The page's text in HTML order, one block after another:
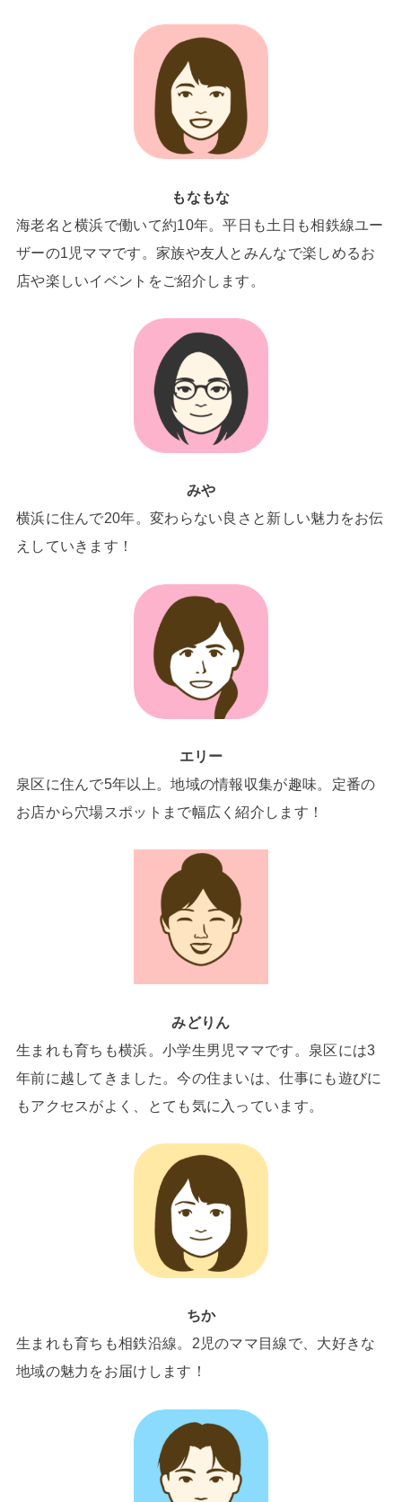
もなもな
海老名と横浜で働いて約10年。平日も土日も相鉄線ユー
ザーの1児ママです。家族や友人とみんなで楽しめるお
店や楽しいイベントをご紹介します。
みや
横浜に住んで20年。変わらない良さと新しい魅力をお伝
えしていきます！
エリー
泉区に住んで5年以上。地域の情報収集が趣味。定番の
お店から穴場スポットまで幅広く紹介します！
みどりん
生まれも育ちも横浜。小学生男児ママです。泉区には3
年前に越してきました。今の住まいは、仕事にも遊びに
もアクセスがよく、とても気に入っています。
ちか
生まれも育ちも相鉄沿線。2児のママ目線で、大好きな
地域の魅力をお届けします！